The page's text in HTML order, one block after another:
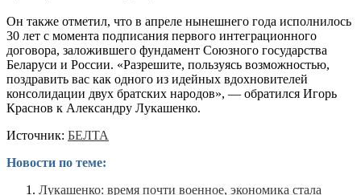
Он также отметил, что в апреле нынешнего года исполнилось
30 лет с момента подписания первого интеграционного
договора, заложившего фундамент Союзного государства
Беларуси и России. «Разрешите, пользуясь возможностью,
поздравить вас как одного из идейных вдохновителей
консолидации двух братских народов», — обратился Игорь
Краснов к Александру Лукашенко.
Источник: БЕЛТА
Новости по теме:
Лукашенко: время почти военное, экономика стала